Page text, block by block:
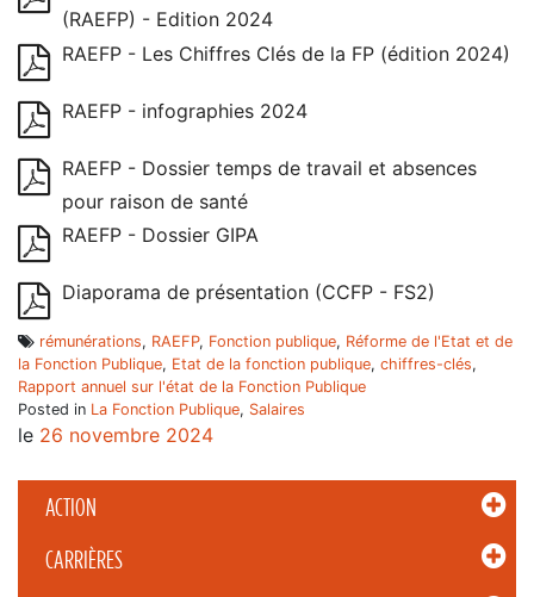
ACTION
CARRIÈRES
(RAEFP) - Edition 2024
RAEFP - Les Chiffres Clés de la FP (édition 2024)
RAEFP - infographies 2024
RAEFP - Dossier temps de travail et absences
pour raison de santé
RAEFP - Dossier GIPA
Diaporama de présentation (CCFP - FS2)
rémunérations, RAEFP, Fonction publique, Réforme de l'Etat et de
la Fonction Publique, Etat de la fonction publique, chiffres-clés,
Rapport annuel sur l'état de la Fonction Publique
Posted in La Fonction Publique, Salaires
le 26 novembre 2024